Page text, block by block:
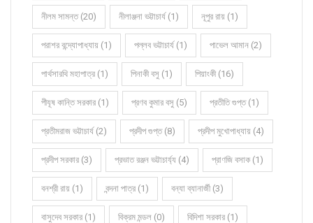
নীলম সামন্ত (20) নীলাঞ্জনা ভট্টাচার্য (1) নূপুর রায় (1)
পরাশর বন্দ্যোপাধ্যায় (1) পল্লব ভট্টাচার্য (1) পাভেল আমান (2)
পার্থসারথি মহাপাত্র (1) পিনাকী বসু (1) পিয়াংকী (16)
পীযূষ কান্তি সরকার (1) প্রণব কুমার বসু (5) প্রতীতি গুপ্ত (1)
প্রতীমরাজ ভট্টাচার্য (2) প্রদীপ গুপ্ত (8) প্রদীপ মুখোপাধ্যায় (4)
প্রদীপ সরকার (3) প্রভাত রঞ্জন ভট্টাচার্য্য (4) প্রাণজি বসাক (1)
বনশ্রী রায় (1) বন্দনা পাত্র (1) বন্যা ব্যানার্জী (3)
বাসুদেব সরকার (1) বিক্রম মন্ডল (0) বিদিশা সরকার (1)